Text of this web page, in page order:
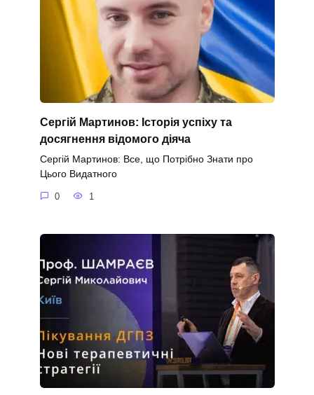
Сергій Мартинов: Історія успіху та
досягнення відомого діяча
Сергій Мартинов: Все, що Потрібно Знати про
Цього Видатного
0 1